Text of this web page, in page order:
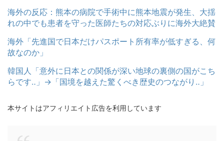
海外の反応：熊本の病院で手術中に熊本地震が発生、大揺
れの中でも患者を守った医師たちの対応ぶりに海外大絶賛
海外「先進国で日本だけパスポート所有率が低すぎる、何
故なのか」
韓国人「意外に日本との関係が深い地球の裏側の国がこち
らです‥」→「国境を越えた驚くべき歴史のつながり‥」
本サイトはアフィリエイト広告を利用しています